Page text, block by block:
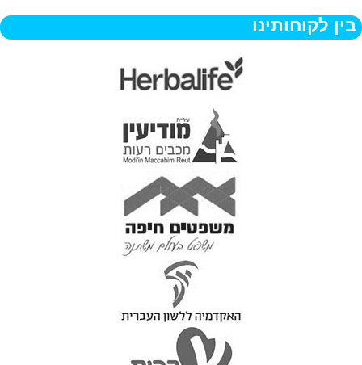
בין לקוחותינו